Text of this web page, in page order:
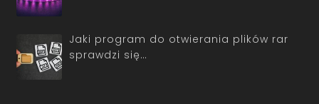
Jaki program do otwierania plików rar
sprawdzi się…